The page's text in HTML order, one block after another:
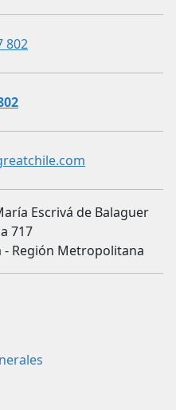
802
Escrivá de Balaguer
717
- Región Metropolitana